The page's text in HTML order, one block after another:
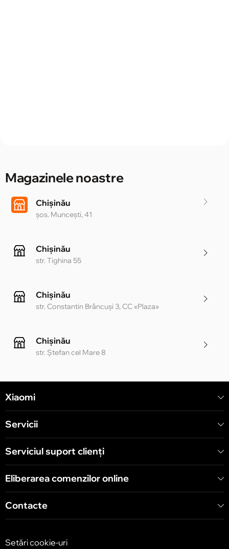
Magazinele noastre
Chișinău
șos. Muncești, 41
Chișinău
str. Tighina 55
Chișinău
str. Constantin Brâncuși 3, CC «Plaza»
Chișinău
str. Ștefan cel Mare 8
Chișinău
str. Arborilor 21, CC «Shopping MallDova»
Xiaomi
Servicii
Serviciul suport clienţi
Eliberarea comenzilor online
Contacte
Setări cookie-uri